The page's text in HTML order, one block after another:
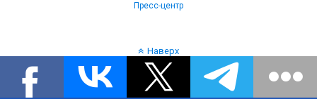
Пресс-центр
Наверх